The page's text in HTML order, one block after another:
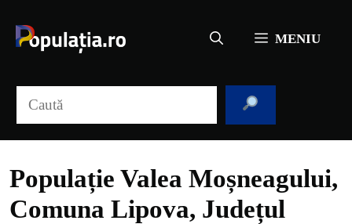
conținut
MENIU
Populație Valea Moșneagului,
Comuna Lipova, Județul